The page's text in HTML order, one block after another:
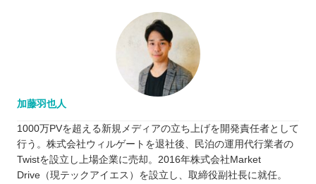
加藤羽也人
1000万PVを超える新規メディアの立ち上げを開発責任者として
行う。株式会社ウィルゲートを退社後、民泊の運用代行業者の
Twistを設立し上場企業に売却。2016年株式会社Market
Drive（現テックアイエス）を設立し、取締役副社長に就任。